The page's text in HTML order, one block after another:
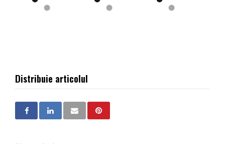
Distribuie articolul